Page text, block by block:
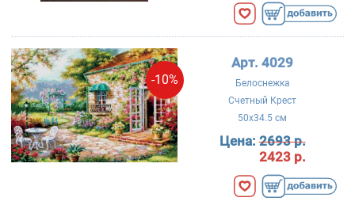
-10%
Арт. 4029
Белоснежка
Счетный Крест
50x34.5 см
Цена:2693 р.
2423 р.